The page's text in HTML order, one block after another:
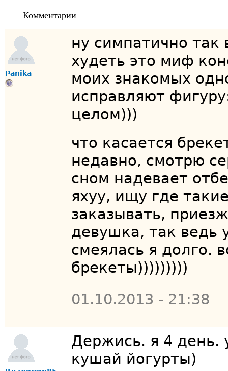
Комментарии
Panika
ну симпатично
худеть это миф
моих знакомых
исправляют
целом)))
что касается
недавно, смотрю
сном надевает
яхуу, ищу где
заказывать,
девушка, так ведь
смеялась я долго.
брекеты)))))))))
01.10.2013 - 21:38
Держись. я 4 день.
кушай йогурты)